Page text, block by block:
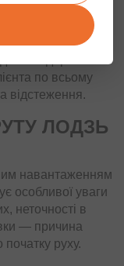
в Лодзь або
Львів, процес не
стандарти
по всьому
відстеження.
ЛОДЗЬ
навантаженням
особливої ​​уваги
неточності в
— причина
руху.